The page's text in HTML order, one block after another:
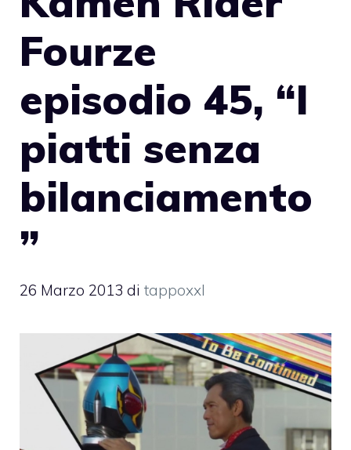
Fourze
episodio 45, “I
piatti senza
bilanciamento
”
26 Marzo 2013 di tappoxxl